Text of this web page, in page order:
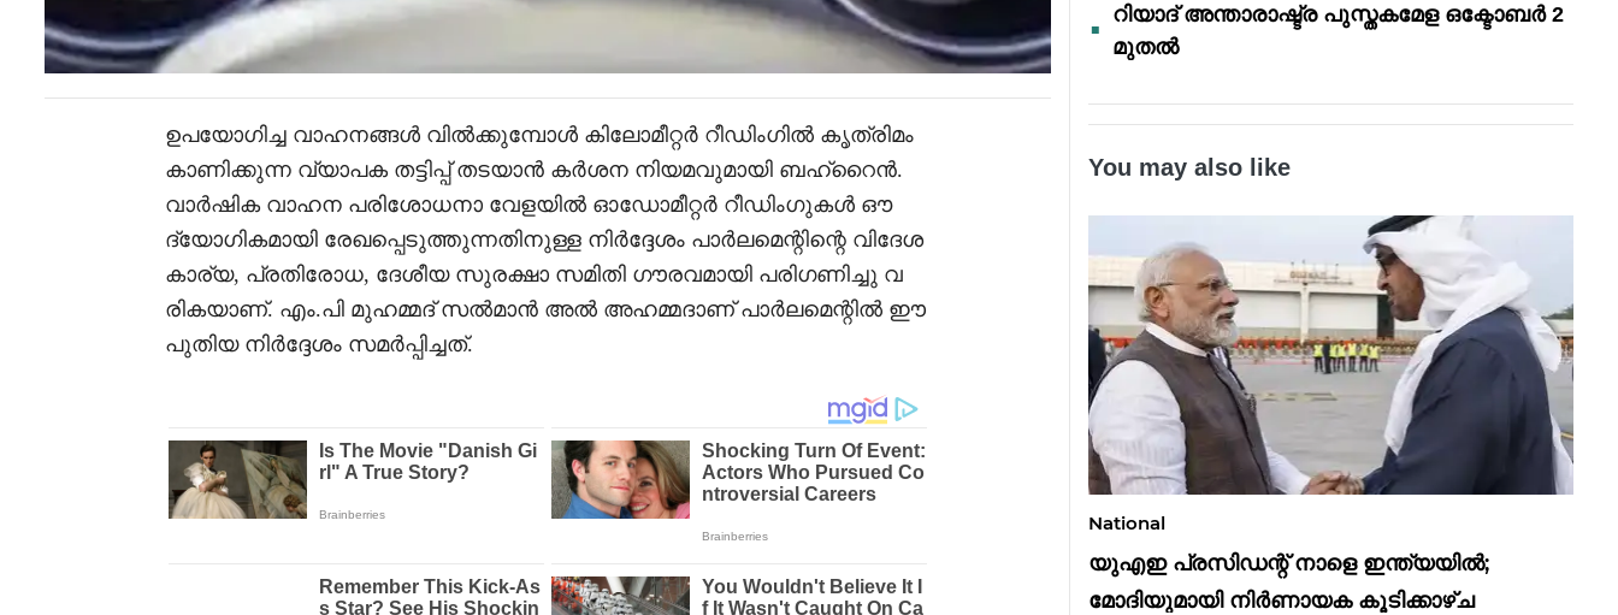
ഉപയോഗിച്ച വാഹനങ്ങൾ വിൽക്കുമ്പോൾ കിലോമീറ്റർ റീഡിംഗിൽ കൃത്രിമം
കാണിക്കുന്ന വ്യാപക തട്ടിപ്പ് തടയാൻ കർശന നിയമവുമായി ബഹ്റൈൻ.
വാർഷിക വാഹന പരിശോധനാ വേളയിൽ ഓഡോമീറ്റർ റീഡിംഗുകൾ ഔ
ദ്യോഗികമായി രേഖപ്പെടുത്തുന്നതിനുള്ള നിർദ്ദേശം പാർലമെന്റിന്റെ വിദേശ
കാര്യ, പ്രതിരോധ, ദേശീയ സുരക്ഷാ സമിതി ഗൗരവമായി പരിഗണിച്ചു വ
രികയാണ്. എം.പി മുഹമ്മദ് സൽമാൻ അൽ അഹമ്മദാണ് പാർലമെന്റിൽ ഈ
പുതിയ നിർദ്ദേശം സമർപ്പിച്ചത്.
റിയാദ് അന്താരാഷ്ട്ര പുസ്തകമേള ഒക്ടോബർ 2
മുതൽ
You may also like
National
യുഎഇ പ്രസിഡന്റ് നാളെ ഇന്ത്യയിൽ;
മോദിയുമായി നിർണായക കൂടിക്കാഴ്ച